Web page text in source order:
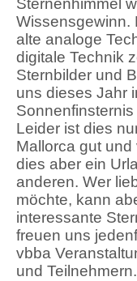
Sternenhimmel
Wissensgewinn.
alte analoge
digitale Technik
Sternbilder und
uns dieses Jahr
Leider ist dies
Mallorca gut
dies aber ein
anderen. Wer
möchte, kann
interessante
freuen uns
vbba
und Teilnehmern.